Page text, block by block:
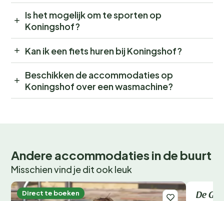
Is het mogelijk om te sporten op
Koningshof?
Kan ik een fiets huren bij Koningshof?
Beschikken de accommodaties op
Koningshof over een wasmachine?
Andere accommodaties in de buurt
Misschien vind je dit ook leuk
Direct te boeken Direct
De